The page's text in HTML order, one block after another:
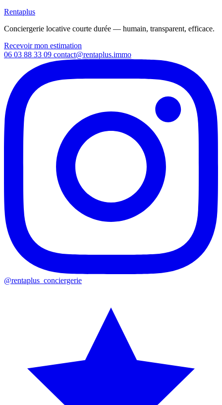
Rentaplus
Conciergerie locative courte durée — humain, transparent, efficace.
Recevoir mon estimation
06 03 88 33 09 contact@rentaplus.immo
@rentaplus_conciergerie